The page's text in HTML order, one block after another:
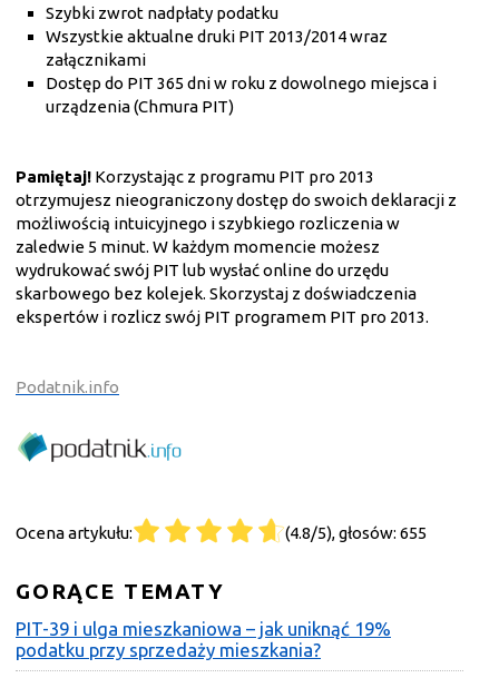
Szybki zwrot nadpłaty podatku
Wszystkie aktualne druki PIT 2013/2014 wraz
załącznikami
Dostęp do PIT 365 dni w roku z dowolnego miejsca i
urządzenia (Chmura PIT)
Pamiętaj! Korzystając z programu PIT pro 2013
otrzymujesz nieograniczony dostęp do swoich deklaracji z
możliwością intuicyjnego i szybkiego rozliczenia w
zaledwie 5 minut. W każdym momencie możesz
wydrukować swój PIT lub wysłać online do urzędu
skarbowego bez kolejek. Skorzystaj z doświadczenia
ekspertów i rozlicz swój PIT programem PIT pro 2013.
Podatnik.info
Ocena artykułu: (4.8/5), głosów: 655
GORĄCE TEMATY
PIT-39 i ulga mieszkaniowa – jak uniknąć 19%
podatku przy sprzedaży mieszkania?